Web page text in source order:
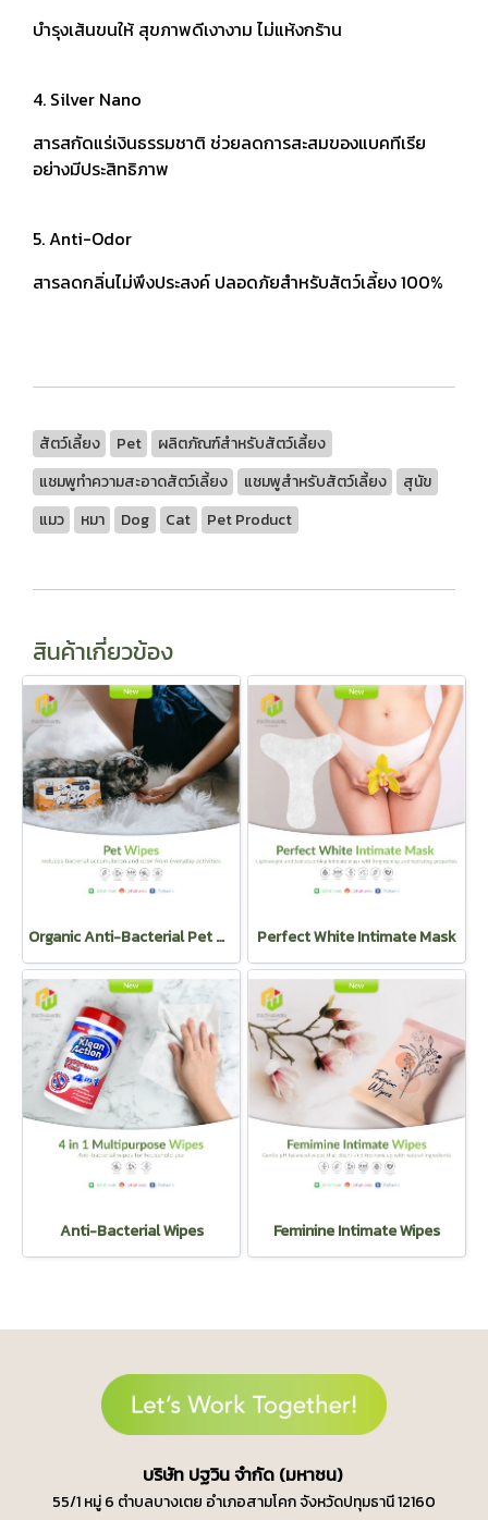
บำรุงเส้นขนให้ สุขภาพดีเงางาม ไม่แห้งกร้าน
4. Silver Nano
สารสกัดแร่เงินธรรมชาติ ช่วยลดการสะสมของแบคทีเรีย
อย่างมีประสิทธิภาพ
5. Anti-Odor
สารลดกลิ่นไม่พึงประสงค์ ปลอดภัยสำหรับสัตว์เลี้ยง 100%
สัตว์เลี้ยง Pet
ผลิตภัณฑ์สำหรับสัตว์เลี้ยง
แชมพูทำความสะอาดสัตว์เลี้ยง
แชมพูสำหรับสัตว์เลี้ยง
สุนัข
แมว
หมา Dog Cat Pet Product
สินค้าเกี่ยวข้อง
Organic Anti-Bacterial Pet Wipes Perfect White Intimate Mask
Anti-Bacterial Wipes Feminine Intimate Wipes
บริษัท ปฐวิน จำกัด (มหาชน)
55/1 หมู่ 6 ตำบลบางเตย อำเภอสามโคก จังหวัดปทุมธานี 12160